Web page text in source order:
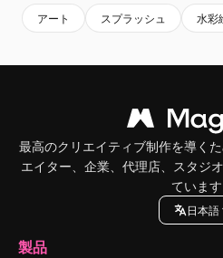
アート スプラッシュ 水彩
最高のクリエイティブ制作を導く
エイター、企業、代理店、スタジ
ています
日本語
製品